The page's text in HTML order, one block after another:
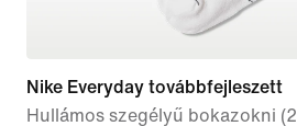
Nike Everyday továbbfejleszett
Hullámos szegélyű bokazokni (2